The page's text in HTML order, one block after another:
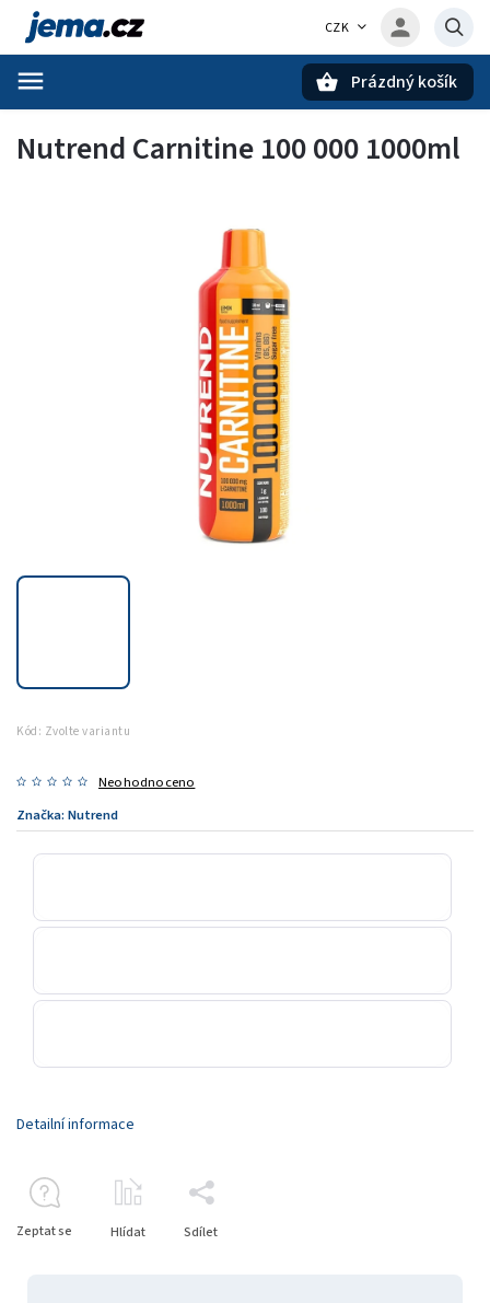
CZK
Prázdný košík
Nutrend Carnitine 100 000 1000ml
Kód: Zvolte variantu
Neohodnoceno
Značka: Nutrend
Detailní informace
Zeptat se Hlídat Sdílet